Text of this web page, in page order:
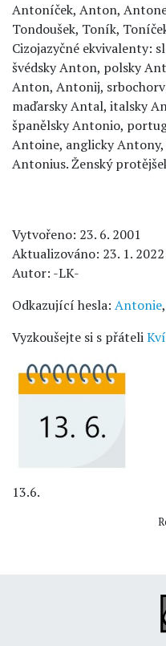
Antoníček, Anton,
Tondoušek, Toník,
Cizojazyčné ekvivalenty:
švédsky Anton, polsky
Anton, Antonij,
maďarsky Antal, italsky
španělsky Antonio,
Antoine, anglicky
Antonius. Ženský
Vytvořeno: 23. 6. 2001
Aktualizováno: 23. 1. 2022
Autor: -LK-
Odkazující hesla: Antonie
Vyzkoušejte si s přáteli
13.6.